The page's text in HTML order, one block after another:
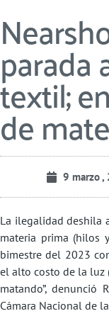
parada
textil;
de
9 marzo ,
La ilegalidad deshila
materia prima (hilos
bimestre del 2023
el alto costo de la luz
matando”, denunció
Cámara Nacional de